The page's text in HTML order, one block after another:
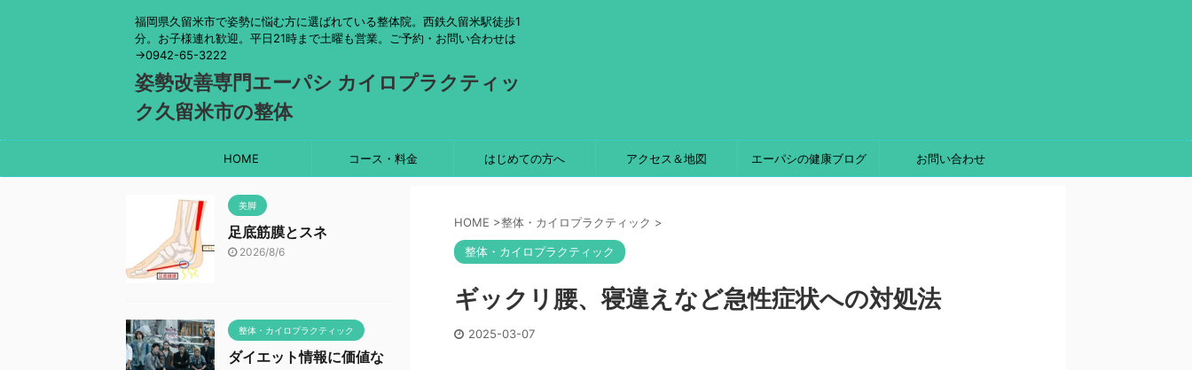
福岡県久留米市で姿勢に悩む方に選ばれている整体院。西鉄久留米駅徒歩1
分。お子様連れ歓迎。平日21時まで土曜も営業。ご予約・お問い合わせは
→0942-65-3222
姿勢改善専門エーパシ カイロプラクティッ
ク久留米市の整体
HOME コース・料金 はじめての方へ アクセス＆地図 エーパシの健康ブログ お問い合わせ
HOME >整体・カイロプラクティック >
整体・カイロプラクティック
ギックリ腰、寝違えなど急性症状への対処法
2025-03-07
美脚
足底筋膜とスネ
2026/8/6
整体・カイロプラクティック
ダイエット情報に価値な